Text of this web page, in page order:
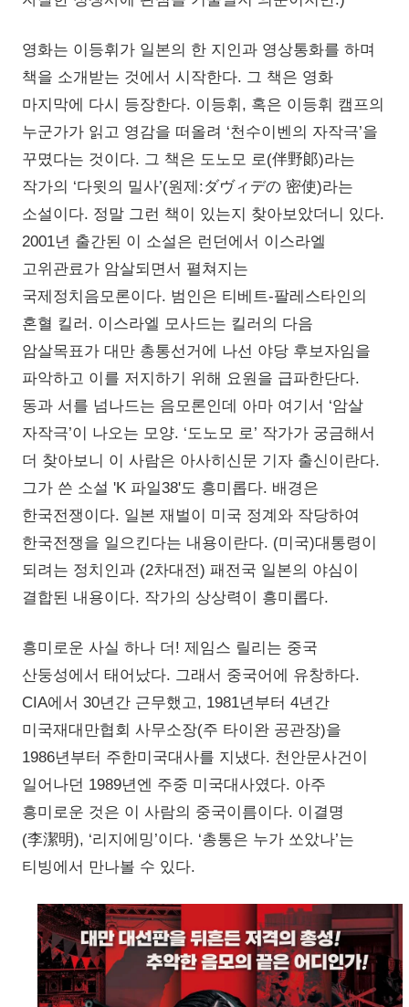
영화는 이등휘가 일본의 한 지인과 영상통화를 하며
책을 소개받는 것에서 시작한다. 그 책은 영화
마지막에 다시 등장한다. 이등휘, 혹은 이등휘 캠프의
누군가가 읽고 영감을 떠올려 ‘천수이벤의 자작극’을
꾸몄다는 것이다. 그 책은 도노모 로(伴野郞)라는
작가의 ‘다윗의 밀사’(원제:ダヴィデの 密使)라는
소설이다. 정말 그런 책이 있는지 찾아보았더니 있다.
2001년 출간된 이 소설은 런던에서 이스라엘
고위관료가 암살되면서 펼쳐지는
국제정치음모론이다. 범인은 티베트-팔레스타인의
혼혈 킬러. 이스라엘 모사드는 킬러의 다음
암살목표가 대만 총통선거에 나선 야당 후보자임을
파악하고 이를 저지하기 위해 요원을 급파한단다.
동과 서를 넘나드는 음모론인데 아마 여기서 ‘암살
자작극’이 나오는 모양. ‘도노모 로’ 작가가 궁금해서
더 찾아보니 이 사람은 아사히신문 기자 출신이란다.
그가 쓴 소설 'K 파일38'도 흥미롭다. 배경은
한국전쟁이다. 일본 재벌이 미국 정계와 작당하여
한국전쟁을 일으킨다는 내용이란다. (미국)대통령이
되려는 정치인과 (2차대전) 패전국 일본의 야심이
결합된 내용이다. 작가의 상상력이 흥미롭다.
흥미로운 사실 하나 더! 제임스 릴리는 중국
산둥성에서 태어났다. 그래서 중국어에 유창하다.
CIA에서 30년간 근무했고, 1981년부터 4년간
미국재대만협회 사무소장(주 타이완 공관장)을
1986년부터 주한미국대사를 지냈다. 천안문사건이
일어나던 1989년엔 주중 미국대사였다. 아주
흥미로운 것은 이 사람의 중국이름이다. 이결명
(李潔明), ‘리지에밍’이다. ‘총통은 누가 쏘았나’는
티빙에서 만나볼 수 있다.